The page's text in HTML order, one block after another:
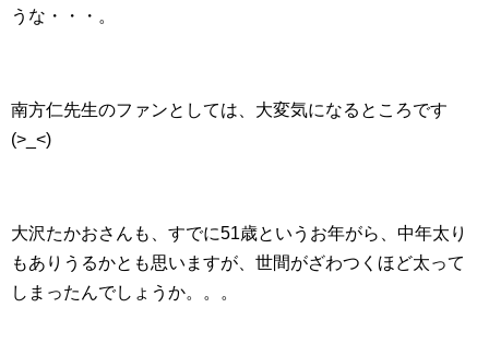
うな・・・。
南方仁先生のファンとしては、大変気になるところです
(>_<)
大沢たかおさんも、すでに51歳というお年がら、中年太り
もありうるかとも思いますが、世間がざわつくほど太って
しまったんでしょうか。。。